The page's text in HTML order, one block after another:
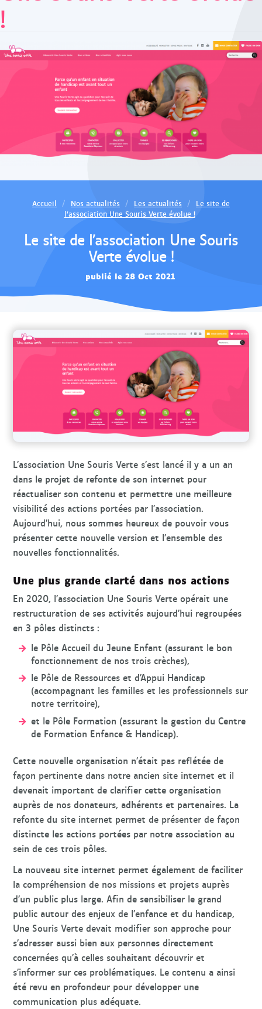
!
Accueil Nos actualités Les actualités
Le site de
l’association Une Souris Verte évolue !
Le site de l’association Une Souris
Verte évolue !
publié le 28 Oct 2021
L’association Une Souris Verte s’est lancé il y a un an
dans le projet de refonte de son internet pour
réactualiser son contenu et permettre une meilleure
visibilité des actions portées par l’association.
Aujourd’hui, nous sommes heureux de pouvoir vous
présenter cette nouvelle version et l’ensemble des
nouvelles fonctionnalités.
Une plus grande clarté dans nos actions
En 2020, l’association Une Souris Verte opérait une
restructuration de ses activités aujourd’hui regroupées
en 3 pôles distincts :
le Pôle Accueil du Jeune Enfant (assurant le bon
fonctionnement de nos trois crèches),
le Pôle de Ressources et d’Appui Handicap
(accompagnant les familles et les professionnels sur
notre territoire),
et le Pôle Formation (assurant la gestion du Centre
de Formation Enfance & Handicap).
Cette nouvelle organisation n’était pas reflétée de
façon pertinente dans notre ancien site internet et il
devenait important de clarifier cette organisation
auprès de nos donateurs, adhérents et partenaires. La
refonte du site internet permet de présenter de façon
distincte les actions portées par notre association au
sein de ces trois pôles.
La nouveau site internet permet également de faciliter
la compréhension de nos missions et projets auprès
d’un public plus large. Afin de sensibiliser le grand
public autour des enjeux de l’enfance et du handicap,
Une Souris Verte devait modifier son approche pour
s’adresser aussi bien aux personnes directement
concernées qu’à celles souhaitant découvrir et
s’informer sur ces problématiques. Le contenu a ainsi
été revu en profondeur pour développer une
communication plus adéquate.